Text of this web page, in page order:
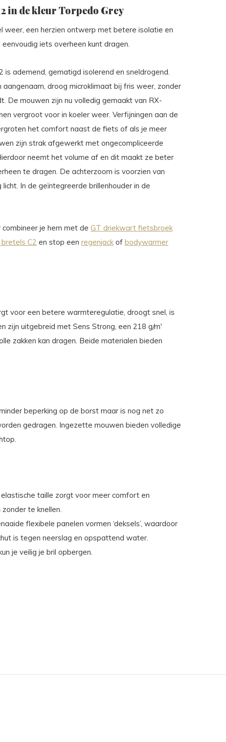
in de kleur Torpedo Grey
een herzien ontwerp met betere isolatie en
iets overheen kunt dragen.
ademend, gematigd isolerend en sneldrogend.
droog microklimaat bij fris weer, zonder
De mouwen zijn nu volledig gemaakt van RX-
vergroot voor in koeler weer. Verfijningen aan de
het comfort naast de fiets of als je meer
zijn strak afgewerkt met ongecompliceerde
neemt het volume af en dit maakt ze beter
te dragen. De achterzoom is voorzien van
In de geïntegreerde brillenhouder in de
je hem met de GT driekwart fietsbroek
C2 en stop een regenjack of bodywarmer
voor een betere warmteregulatie, droogt snel, is
zijn uitgebreid met Sens Strong, een 218 g/m'
zakken kan dragen. Beide materialen bieden
beperking op de borst maar is nog net zo
gedragen. Ingezette mouwen bieden volledige
taille zorgt voor meer comfort en
te knellen.
flexibele panelen vormen ‘deksels’, waardoor
is tegen neerslag en opspattend water.
je veilig je bril opbergen.